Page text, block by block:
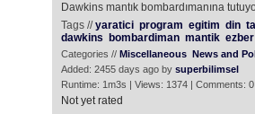
Dawkins mantık bombardımanına
Tags //yaratici program egitim din
dawkins
bombardiman mantik ezber
Categories // Miscellaneous News and
Added: 2455 days ago by superbilimsel
Runtime: 1m3s | Views: 1374 | Comments: 0
Not yet rated